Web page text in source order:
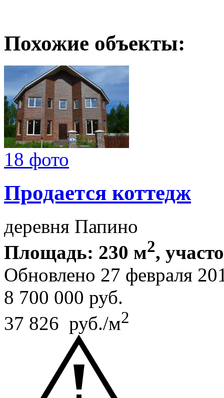
Похожие объекты:
18 фото
Продается коттедж
деревня Папино
Площадь: 230 м2,
Обновлено 27 февраля
8 700 000 руб.
37 826 руб./м2